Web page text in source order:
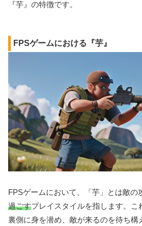
『芋』の特徴です。
FPSゲームにおける『芋』
FPSゲームにおいて、「芋」とは敵の
過ごすプレイスタイルを指します。こ
裏側に身を潜め、敵が来るのを待ち構